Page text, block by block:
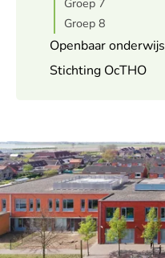
Groep 7
Groep 8
Openbaar onderwijs
Stichting OcTHO